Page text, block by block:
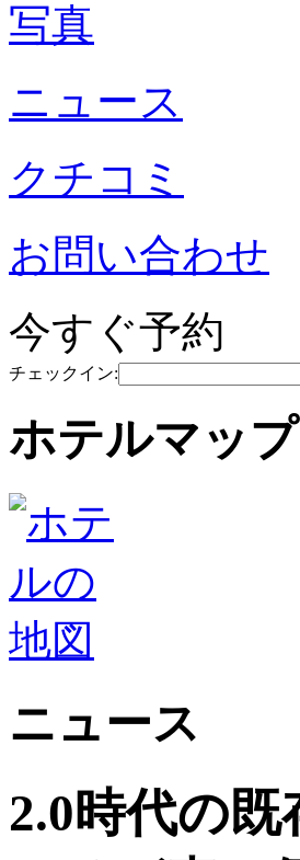
写真
ニュース
クチコミ
お問い合わせ
今すぐ予約
チェックイン:
ホテルマップ
ニュース
2.0時代の